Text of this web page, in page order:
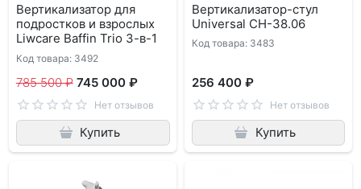
Вертикализатор для
подростков и взрослых
Liwcare Baffin Trio 3-в-1
Код товара: 3492
785 500 ₽ 745 000 ₽
Нет отзывов
Купить
Вертикализатор-стул
Universal СH-38.06
Код товара: 3483
256 400 ₽
Нет отзывов
Купить